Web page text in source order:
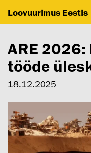
Loovuurimus Eestis
ARE
tööde
18.12.2025